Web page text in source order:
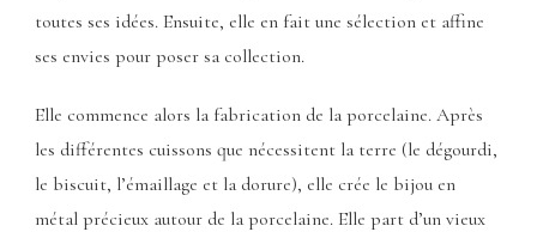
toutes ses idées. Ensuite, elle en fait une sélection et affine
ses envies pour poser sa collection.
Elle commence alors la fabrication de la porcelaine. Après
les différentes cuissons que nécessitent la terre (le dégourdi,
le biscuit, l’émaillage et la dorure), elle crée le bijou en
métal précieux autour de la porcelaine. Elle part d’un vieux